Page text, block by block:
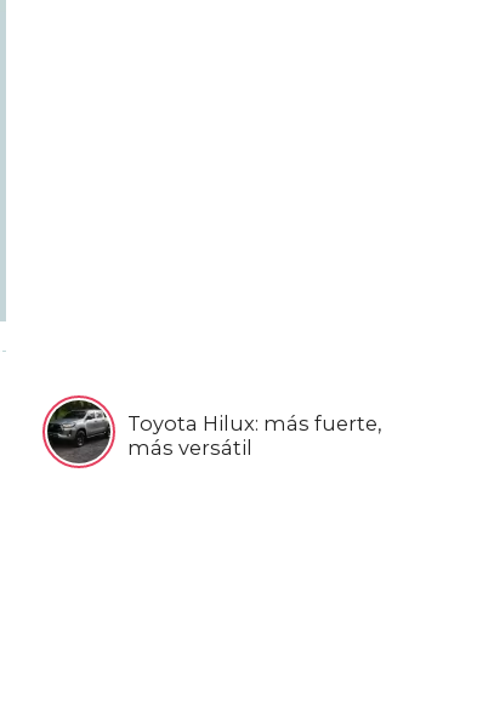
Toyota Hilux: más fuerte,
más versátil